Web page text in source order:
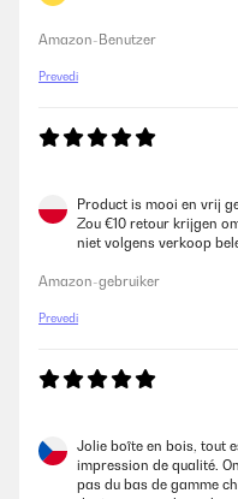
Amazon-Benutzer
Prevedi
Product is mooi en vrij
Zou €10 retour krijgen
niet volgens verkoop
Amazon-gebruiker
Prevedi
Jolie boîte en bois, tout
impression de qualité.
pas du bas de gamme